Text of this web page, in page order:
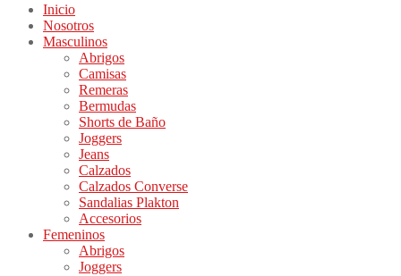
Inicio
Nosotros
Masculinos
Abrigos
Camisas
Remeras
Bermudas
Shorts de Baño
Joggers
Jeans
Calzados
Calzados Converse
Sandalias Plakton
Accesorios
Femeninos
Abrigos
Joggers